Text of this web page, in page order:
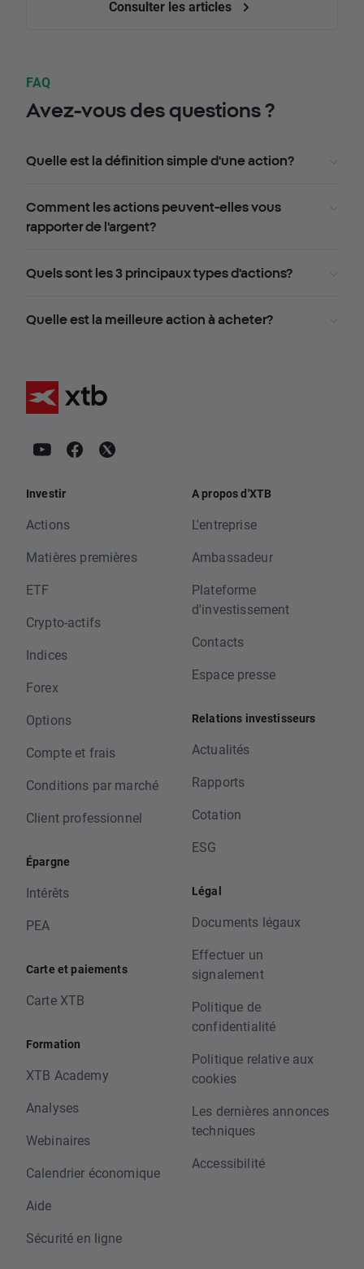
Consulter les articles
FAQ
Avez-vous des questions ?
Quelle est la définition simple d'une action?
Comment les actions peuvent-elles vous
rapporter de l'argent?
Quels sont les 3 principaux types d'actions?
Quelle est la meilleure action à acheter?
Investir
Actions
Matières premières
ETF
Crypto-actifs
Indices
Forex
Options
Compte et frais
Conditions par marché
Client professionnel
Épargne
Intérêts
PEA
Carte et paiements
Carte XTB
Formation
XTB Academy
Analyses
Webinaires
Calendrier économique
Aide
Sécurité en ligne
A propos d'XTB
L'entreprise
Ambassadeur
Plateforme
d'investissement
Contacts
Espace presse
Relations investisseurs
Actualités
Rapports
Cotation
ESG
Légal
Documents légaux
Effectuer un
signalement
Politique de
confidentialité
Politique relative aux
cookies
Les dernières annonces
techniques
Accessibilité